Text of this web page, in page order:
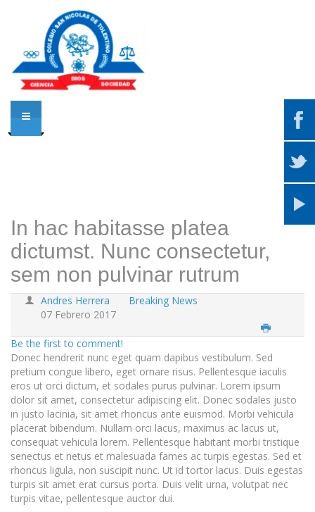
In hac habitasse platea
dictumst. Nunc consectetur,
sem non pulvinar rutrum
Andres Herrera
Breaking News
07 Febrero 2017
Be the first to comment!
Donec hendrerit nunc eget quam dapibus vestibulum. Sed
pretium congue libero, eget ornare risus. Pellentesque iaculis
eros ut orci dictum, et sodales purus pulvinar. Lorem ipsum
dolor sit amet, consectetur adipiscing elit. Donec sodales justo
in justo lacinia, sit amet rhoncus ante euismod. Morbi vehicula
placerat bibendum. Nullam orci lacus, maximus ac lacus ut,
consequat vehicula lorem. Pellentesque habitant morbi tristique
senectus et netus et malesuada fames ac turpis egestas. Sed et
rhoncus ligula, non suscipit nunc. Ut id tortor lacus. Duis egestas
turpis sit amet erat cursus porta. Duis velit urna, volutpat nec
turpis vitae, pellentesque auctor dui.